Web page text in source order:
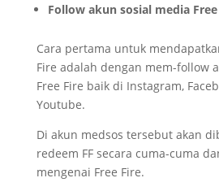
Follow akun sosial media
Cara pertama untuk
Fire adalah dengan mem-follow
Free Fire baik di Instagram,
Youtube.
Di akun medsos tersebut akan
redeem FF secara cuma-cuma
mengenai Free Fire.